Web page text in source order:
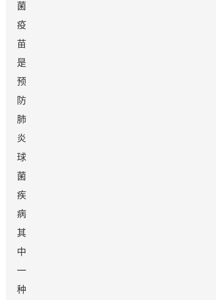
菌
疫
苗
是
预
防
肺
炎
球
菌
疾
病
其
中
一
种